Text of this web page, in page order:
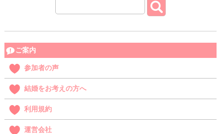
ご案内
参加者の声
結婚をお考えの方へ
利用規約
運営会社